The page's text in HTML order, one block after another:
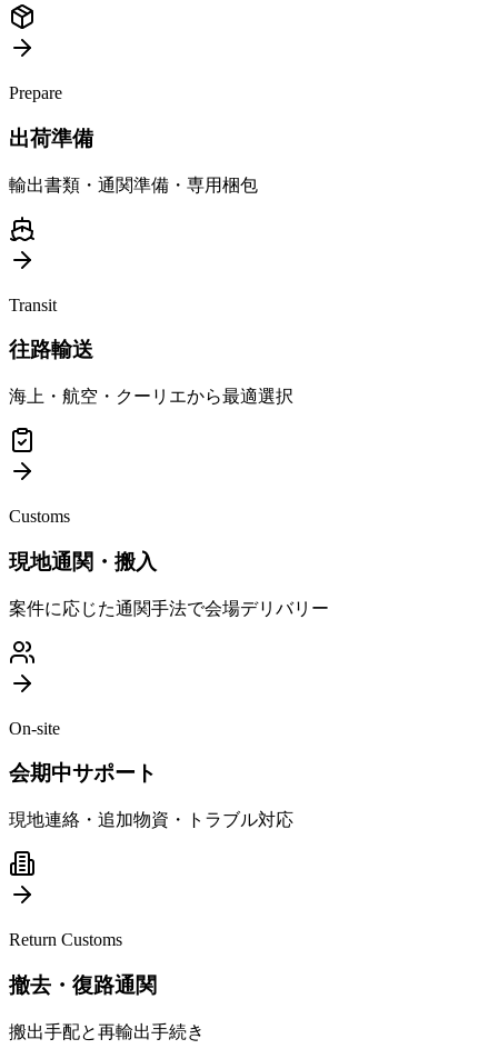
Prepare
出荷準備
輸出書類・通関準備・専用梱包
Transit
往路輸送
海上・航空・クーリエから最適選択
Customs
現地通関・搬入
案件に応じた通関手法で会場デリバリー
On-site
会期中サポート
現地連絡・追加物資・トラブル対応
Return Customs
撤去・復路通関
搬出手配と再輸出手続き